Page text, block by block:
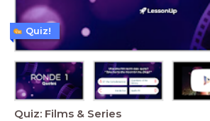
Quiz: Films & Series
Quiz!